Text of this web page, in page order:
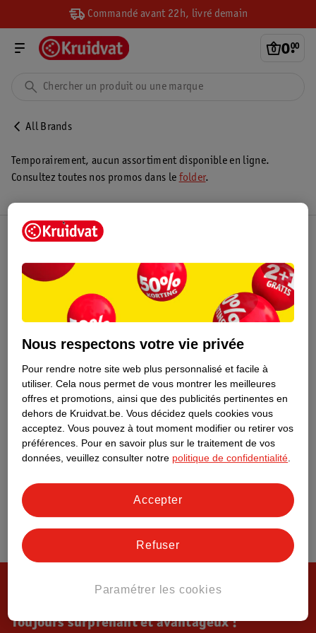
Commandé avant 22h, livré demain
0.
00
All Brands
Temporairement, aucun assortiment disponible en ligne.
Consultez toutes nos promos dans le folder.
Toujours surprenant et avantageux !
Nous respectons votre vie privée
Pour rendre notre site web plus personnalisé et facile à
utiliser. Cela nous permet de vous montrer les meilleures
offres et promotions, ainsi que des publicités pertinentes en
dehors de Kruidvat.be. Vous décidez quels cookies vous
acceptez. Vous pouvez à tout moment modifier ou retirer vos
préférences. Pour en savoir plus sur le traitement de vos
données, veuillez consulter notre politique de confidentialité
Paramétrer les cookies
Refuser
Accepter